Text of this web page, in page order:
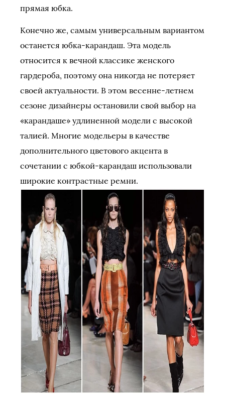
прямая юбка.
Конечно же, самым универсальным вариантом
останется юбка-карандаш. Эта модель
относится к вечной классике женского
гардероба, поэтому она никогда не потеряет
своей актуальности. В этом весенне-летнем
сезоне дизайнеры остановили свой выбор на
«карандаше» удлиненной модели с высокой
талией. Многие модельеры в качестве
дополнительного цветового акцента в
сочетании с юбкой-карандаш использовали
широкие контрастные ремни.